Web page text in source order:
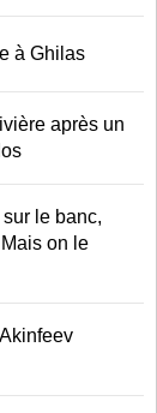
à Ghilas
après un
le banc,
on le